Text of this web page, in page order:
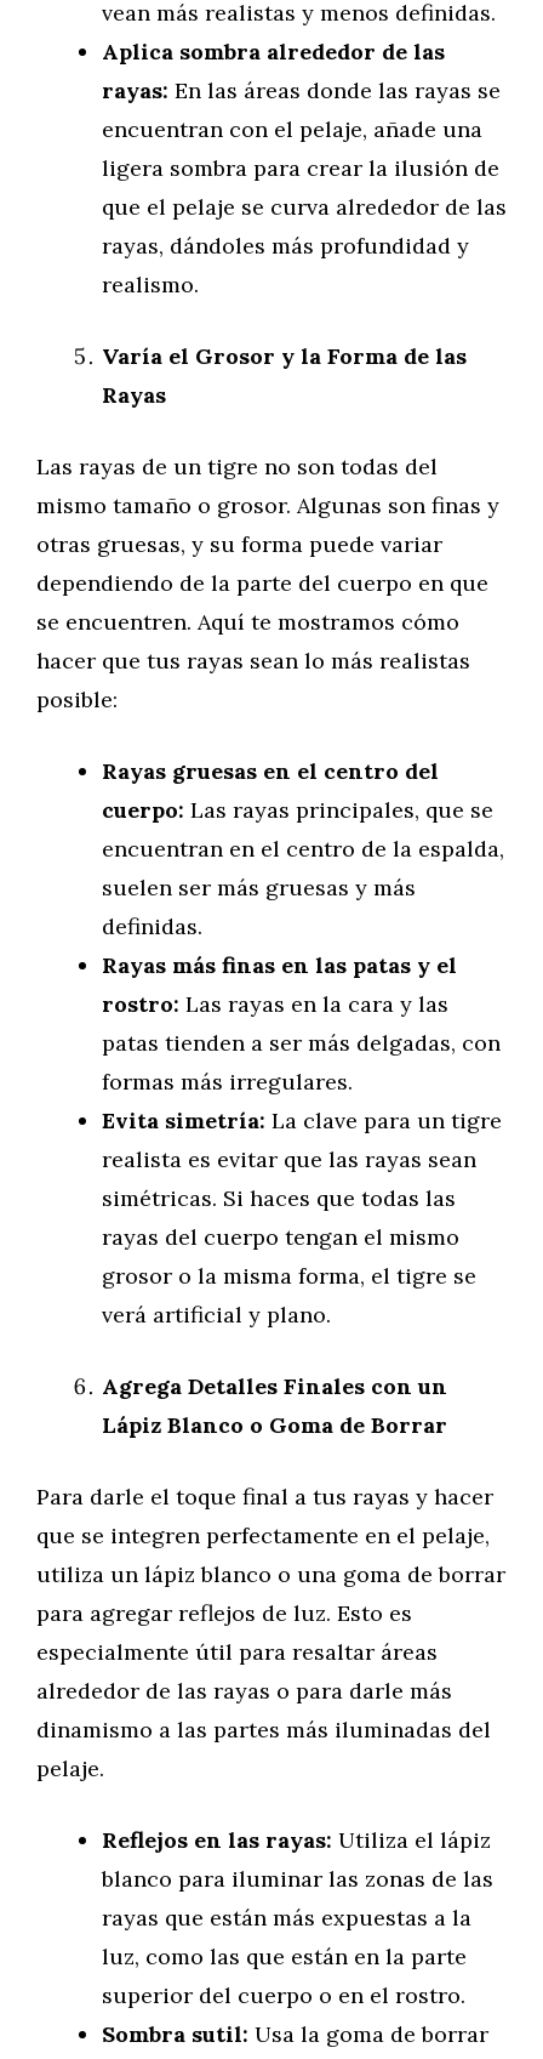
vean más realistas y menos definidas.
Aplica sombra alrededor de las
rayas: En las áreas donde las rayas se
encuentran con el pelaje, añade una
ligera sombra para crear la ilusión de
que el pelaje se curva alrededor de las
rayas, dándoles más profundidad y
realismo.
Varía el Grosor y la Forma de las
Rayas
Las rayas de un tigre no son todas del
mismo tamaño o grosor. Algunas son finas y
otras gruesas, y su forma puede variar
dependiendo de la parte del cuerpo en que
se encuentren. Aquí te mostramos cómo
hacer que tus rayas sean lo más realistas
posible:
Rayas gruesas en el centro del
cuerpo: Las rayas principales, que se
encuentran en el centro de la espalda,
suelen ser más gruesas y más
definidas.
Rayas más finas en las patas y el
rostro: Las rayas en la cara y las
patas tienden a ser más delgadas, con
formas más irregulares.
Evita simetría: La clave para un tigre
realista es evitar que las rayas sean
simétricas. Si haces que todas las
rayas del cuerpo tengan el mismo
grosor o la misma forma, el tigre se
verá artificial y plano.
Agrega Detalles Finales con un
Lápiz Blanco o Goma de Borrar
Para darle el toque final a tus rayas y hacer
que se integren perfectamente en el pelaje,
utiliza un lápiz blanco o una goma de borrar
para agregar reflejos de luz. Esto es
especialmente útil para resaltar áreas
alrededor de las rayas o para darle más
dinamismo a las partes más iluminadas del
pelaje.
Reflejos en las rayas: Utiliza el lápiz
blanco para iluminar las zonas de las
rayas que están más expuestas a la
luz, como las que están en la parte
superior del cuerpo o en el rostro.
Sombra sutil: Usa la goma de borrar